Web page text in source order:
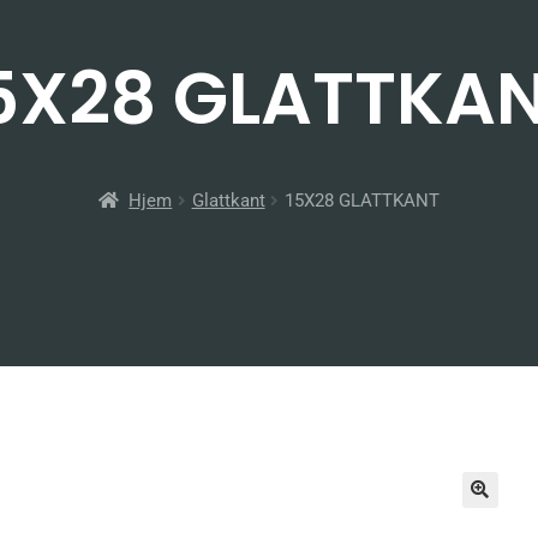
Hjem Glattkant 15X28 GLATTKANT